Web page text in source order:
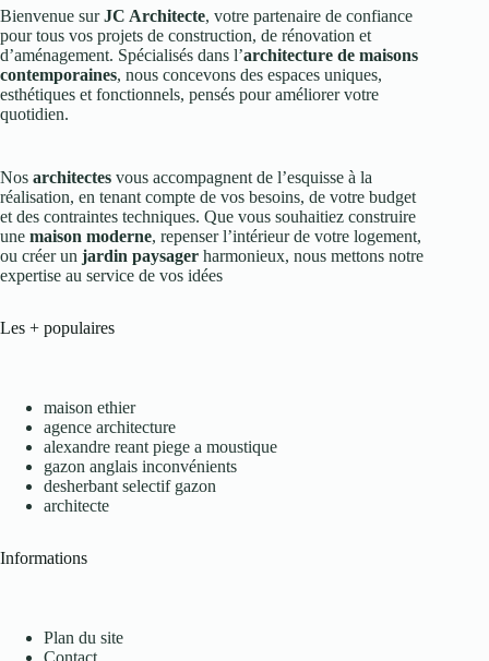
Bienvenue surJC Architecte, votre partenaire de confiance
pour tous vos projets de construction, de rénovation et
d’aménagement. Spécialisés dans l’architecture de maisons
contemporaines, nous concevons des espaces uniques,
esthétiques et fonctionnels, pensés pour améliorer votre
quotidien.
Nos architectes vous accompagnent de l’esquisse à la
réalisation, en tenant compte de vos besoins, de votre budget
et des contraintes techniques. Que vous souhaitiez construire
une maison moderne, repenser l’intérieur de votre logement,
ou créer un jardin paysager harmonieux, nous mettons notre
expertise au service de vos idées
Les + populaires
maison ethier
agence architecture
alexandre reant piege a moustique
gazon anglais inconvénients
desherbant selectif gazon
architecte
Informations
Plan du site
Contact